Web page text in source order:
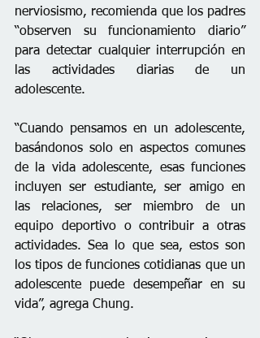
nerviosismo, recomienda que los padres
“observen su funcionamiento diario”
para detectar cualquier interrupción en
las actividades diarias de un
adolescente.
“Cuando pensamos en un adolescente,
basándonos solo en aspectos comunes
de la vida adolescente, esas funciones
incluyen ser estudiante, ser amigo en
las relaciones, ser miembro de un
equipo deportivo o contribuir a otras
actividades. Sea lo que sea, estos son
los tipos de funciones cotidianas que un
adolescente puede desempeñar en su
vida”, agrega Chung.